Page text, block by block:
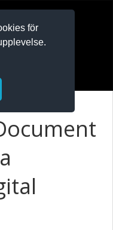
för